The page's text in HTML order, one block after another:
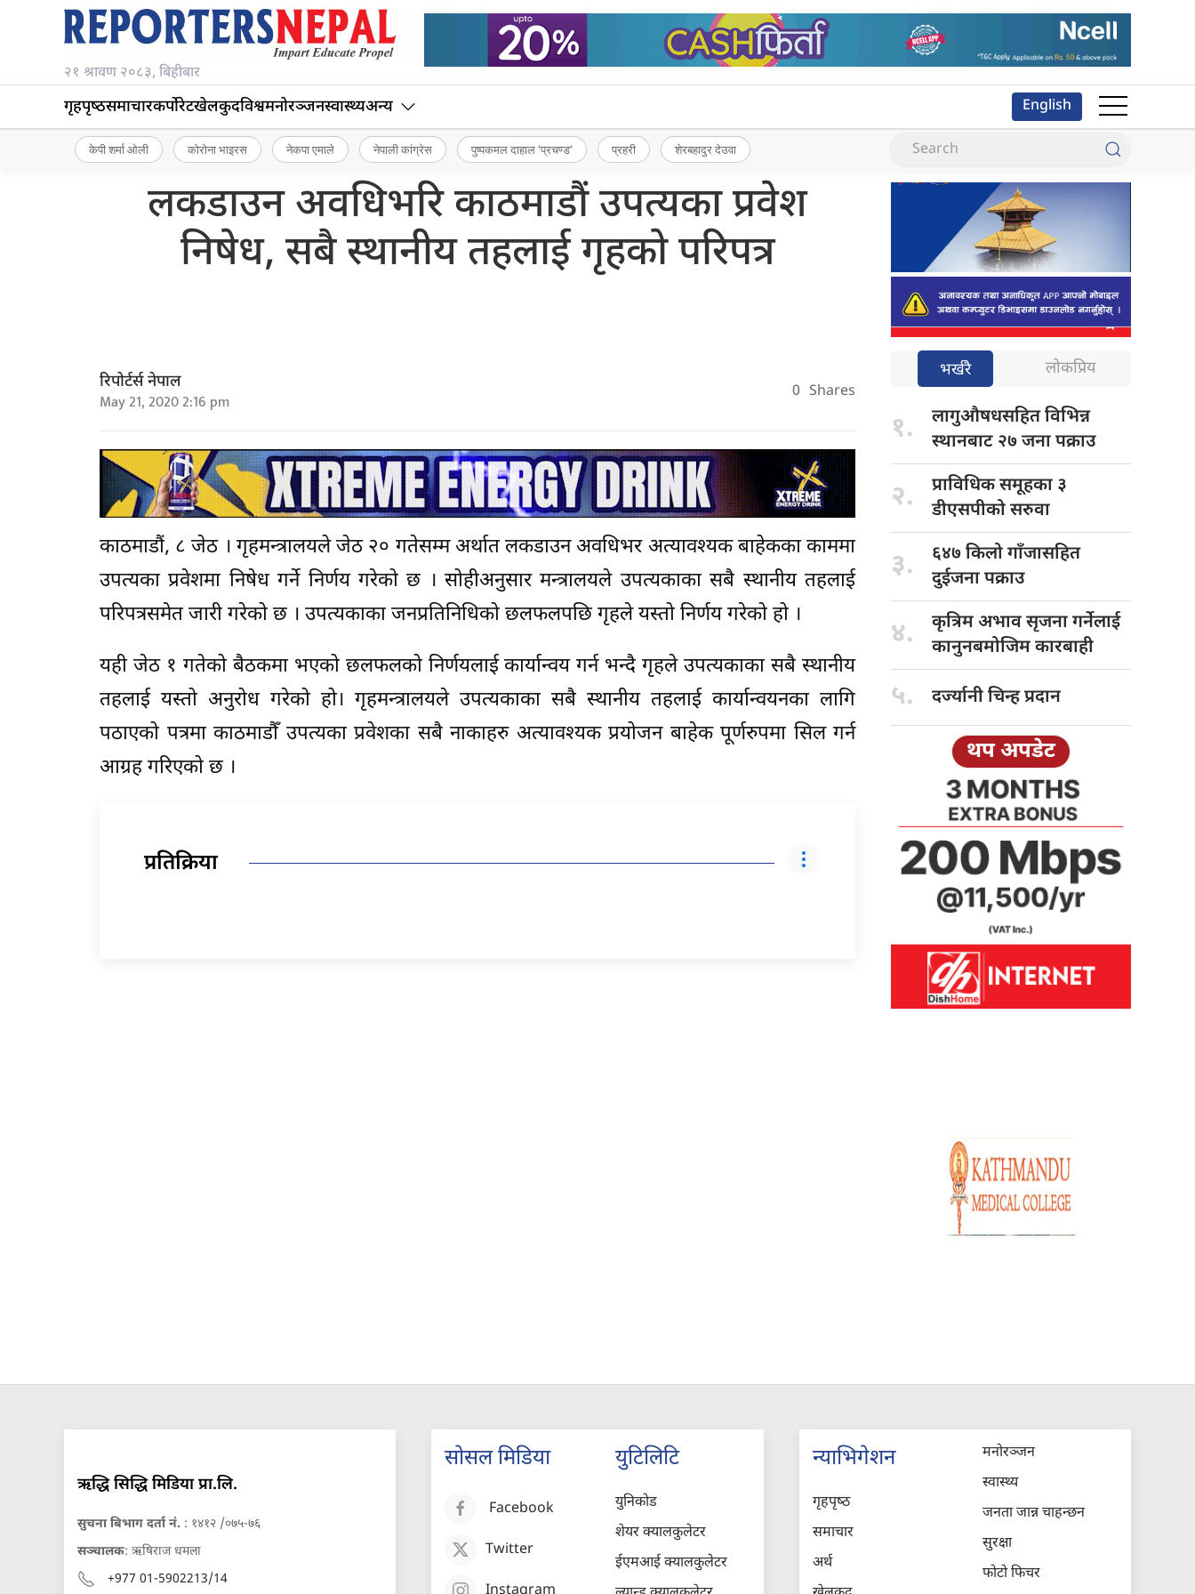
२१ श्रावण २०८३, बिहीबार
गृहपृष्‍ठसमाचारकर्पोरेटखेलकुदविश्वमनोरञ्जनस्वास्थ्यअन्य English
केपी शर्मा ओली कोरोना भाइरस नेकपा एमाले नेपाली कांग्रेस पुष्पकमल दाहाल ‘प्रचण्ड’ प्रहरी शेरबहादुर देउवा
लकडाउन अवधिभरि काठमाडौं उपत्यका प्रवेश
निषेध, सबै स्थानीय तहलाई गृहको परिपत्र
रिपोर्टर्स नेपाल
May 21, 2020 2:16 pm 0 Shares
काठमाडौं, ८ जेठ । गृहमन्त्रालयले जेठ २० गतेसम्म अर्थात लकडाउन अवधिभर अत्यावश्यक बाहेकका काममा
उपत्यका प्रवेशमा निषेध गर्ने निर्णय गरेको छ । सोहीअनुसार मन्त्रालयले उपत्यकाका सबै स्थानीय तहलाई
परिपत्रसमेत जारी गरेको छ । उपत्यकाका जनप्रतिनिधिको छलफलपछि गृहले यस्तो निर्णय गरेको हो ।
यही जेठ १ गतेको बैठकमा भएको छलफलको निर्णयलाई कार्यान्वय गर्न भन्दै गृहले उपत्यकाका सबै स्थानीय
तहलाई यस्तो अनुरोध गरेको हो। गृहमन्त्रालयले उपत्यकाका सबै स्थानीय तहलाई कार्यान्वयनका लागि
पठाएको पत्रमा काठमाडौँ उपत्यका प्रवेशका सबै नाकाहरु अत्यावश्यक प्रयोजन बाहेक पूर्णरुपमा सिल गर्न
आग्रह गरिएको छ ।
प्रतिक्रिया
भर्खरै लोकप्रिय
१.
लागुऔषधसहित विभिन्न
स्थानबाट २७ जना पक्राउ
२. प्राविधिक समूहका ३
डीएसपीको सरुवा
३. ६४७ किलोगाँजासहित
दुईजना पक्राउ
४. कृत्रिम अभावसृजना गर्नेलाई
कानुनबमोजिम कारबाही
५. दर्ज्यानी चिन्हप्रदान
थप अपडेट
ऋद्धि सिद्धि मिडिया प्रा.लि.
सुचना बिभाग दर्ता नं. : १४१२ /०७५-७६
सञ्चालक: ऋषिराज धमला
+977 01-5902213/14
सोसल मिडिया
Facebook
Twitter
युटिलिटि
युनिकोड
शेयर क्यालकुलेटर
ईएमआई क्यालकुलेटर
न्याभिगेशन
गृहपृष्‍ठ
समाचार
अर्थ
मनोरञ्जन
स्वास्थ्य
जनता जान्न चाहन्छन
सुरक्षा
फोटो फिचर